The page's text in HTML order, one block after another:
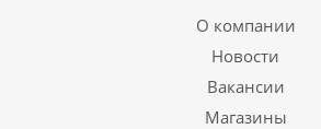
О компании
Новости
Вакансии
Магазины